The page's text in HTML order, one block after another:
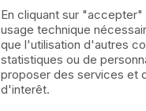
En cliquant sur
usage technique
que l'utilisation d'autres
statistiques ou de
proposer des services et
d'interêt.